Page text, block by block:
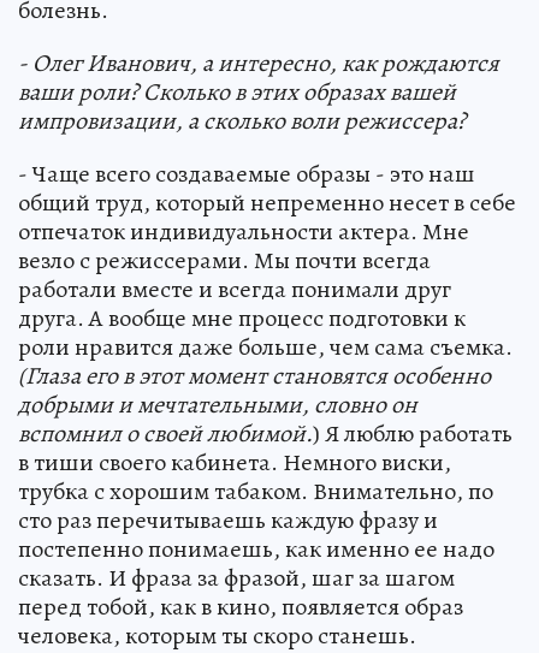
болезнь.
- Олег Иванович, а интересно, как рождаются
ваши роли? Сколько в этих образах вашей
импровизации, а сколько воли режиссера?
- Чаще всего создаваемые образы - это наш
общий труд, который непременно несет в себе
отпечаток индивидуальности актера. Мне
везло с режиссерами. Мы почти всегда
работали вместе и всегда понимали друг
друга. А вообще мне процесс подготовки к
роли нравится даже больше, чем сама съемка.
(Глаза его в этот момент становятся особенно
добрыми и мечтательными, словно он
вспомнил о своей любимой.) Я люблю работать
в тиши своего кабинета. Немного виски,
трубка с хорошим табаком. Внимательно, по
сто раз перечитываешь каждую фразу и
постепенно понимаешь, как именно ее надо
сказать. И фраза за фразой, шаг за шагом
перед тобой, как в кино, появляется образ
человека, которым ты скоро станешь.